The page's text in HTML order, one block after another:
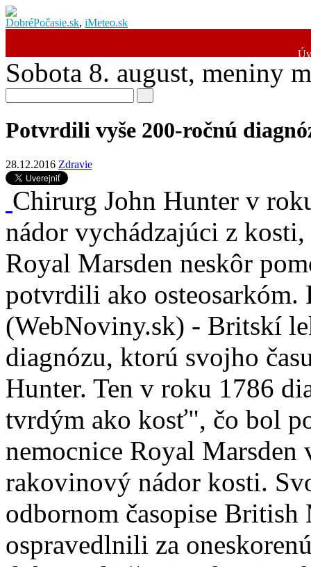
DobréPočasie.sk, iMeteo.sk
Sobota 8. august, meniny
Potvrdili vyše 200-ročnú
28.12.2016 Zdravie
Chirurg John Hunter v
nádor vychádzajúci z
Royal Marsden neskôr
potvrdili ako osteosarkóm.
(WebNoviny.sk) - Britskí
diagnózu, ktorú svojho
Hunter. Ten v roku 1786
tvrdým ako kosť", čo bol
nemocnice Royal Marsden
rakovinový nádor kosti.
odbornom časopise British
ospravedlnili za